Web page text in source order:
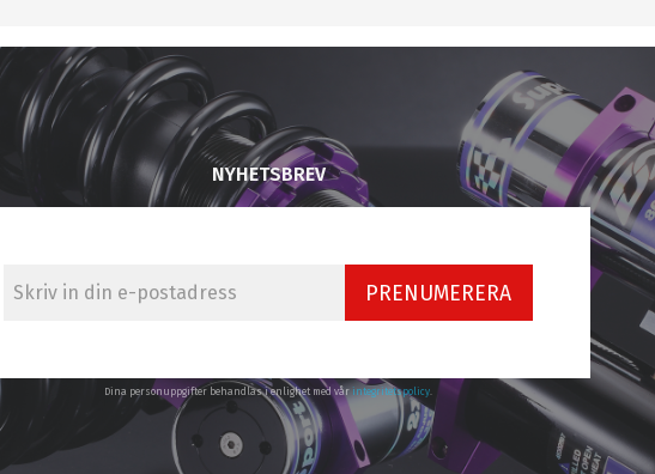
NYHETSBREV
PRENUMERERA
Dina personuppgifter behandlas i enlighet med vår integritetspolicy